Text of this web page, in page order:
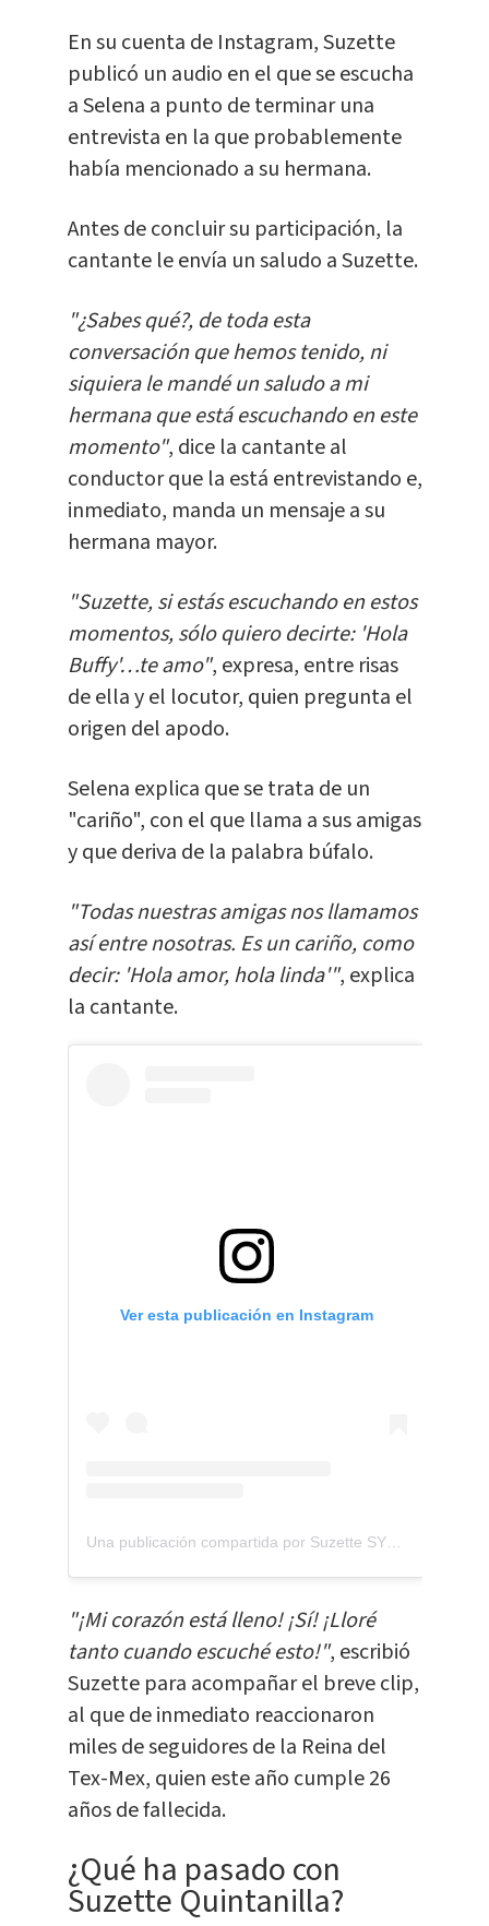
En su cuenta de Instagram, Suzette
publicó un audio en el que se escucha
a Selena a punto de terminar una
entrevista en la que probablemente
había mencionado a su hermana.
Antes de concluir su participación, la
cantante le envía un saludo a Suzette.
"¿Sabes qué?, de toda esta
conversación que hemos tenido, ni
siquiera le mandé un saludo a mi
hermana que está escuchando en este
momento", dice la cantante al
conductor que la está entrevistando e,
inmediato, manda un mensaje a su
hermana mayor.
"Suzette, si estás escuchando en estos
momentos, sólo quiero decirte: 'Hola
Buffy'…te amo", expresa, entre risas
de ella y el locutor, quien pregunta el
origen del apodo.
Selena explica que se trata de un
"cariño", con el que llama a sus amigas
y que deriva de la palabra búfalo.
"Todas nuestras amigas nos llamamos
así entre nosotras. Es un cariño, como
decir: 'Hola amor, hola linda'", explica
la cantante.
Ver esta publicación en Instagram
Una publicación compartida por Suzette SYLD Official Page (@suzettesyld)
"¡Mi corazón está lleno! ¡Sí! ¡Lloré
tanto cuando escuché esto!", escribió
Suzette para acompañar el breve clip,
al que de inmediato reaccionaron
miles de seguidores de la Reina del
Tex-Mex, quien este año cumple 26
años de fallecida.
¿Qué ha pasado con
Suzette Quintanilla?